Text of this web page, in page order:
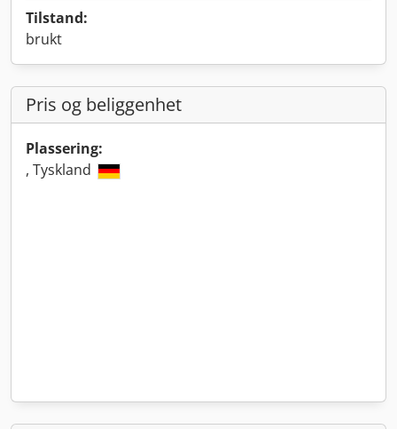
Tilstand:
brukt
Pris og beliggenhet
Plassering:
, Tyskland